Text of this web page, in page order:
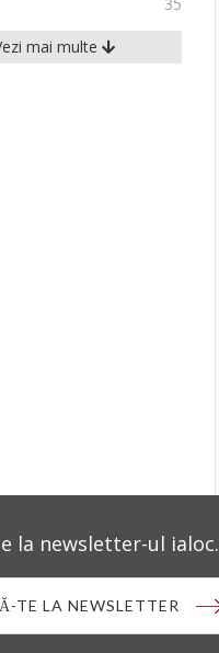
mai multe
la newsletter-ul ialoc.
TE LA NEWSLETTER